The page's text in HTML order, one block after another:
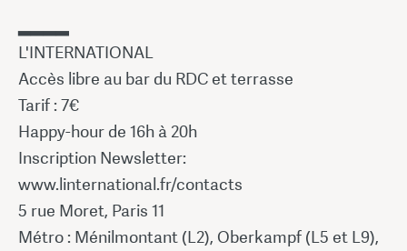
▂▂▂▂
L'INTERNATIONAL
Accès libre au bar du RDC et terrasse
Tarif : 7€
Happy-hour de 16h à 20h
Inscription Newsletter:
www.linternational.fr/contacts
5 rue Moret, Paris 11
Métro : Ménilmontant (L2), Oberkampf (L5 et L9),